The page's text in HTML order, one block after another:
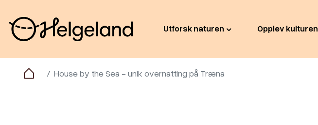
Utforsk naturen Opplev kulturen
House by the Sea - unik overnatting på Træna